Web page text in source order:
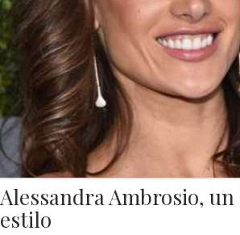
Alessandra Ambrosio,
estilo